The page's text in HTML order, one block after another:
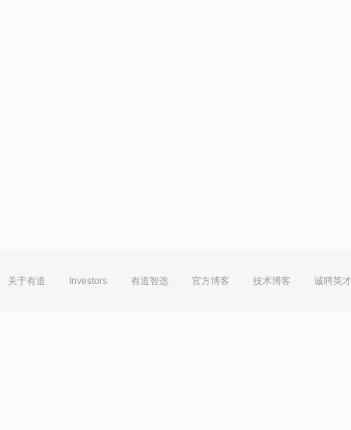
关于有道 Investors 有道智选 官方博客 技术博客 诚聘英才